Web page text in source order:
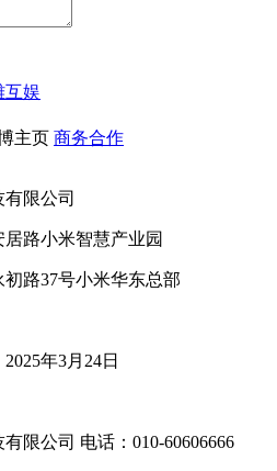
互娱
主页 商务合作
限公司
路小米智慧产业园
路37号小米华东总部
年3月24日
限公司 电话：010-60606666